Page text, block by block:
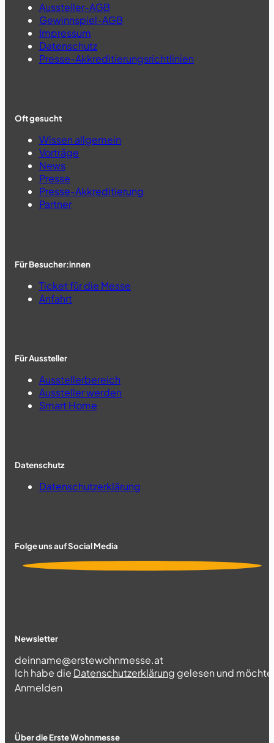
Aussteller-AGB
Gewinnspiel-AGB
Impressum
Datenschutz
Presse-Akkreditierungsrichtlinien
Oft gesucht
Wissen allgemein
Vorträge
News
Presse
Presse-Akkreditierung
Partner
Für Besucher:innen
Ticket für die Messe
Anfahrt
Für Aussteller
Ausstellerbereich
Aussteller werden
Smart Home
Datenschutz
Datenschutzerklärung
Folge uns auf Social Media
Newsletter
Section
Ich habe die Datenschutzerklärung gelesen und
Abschnitt
Anmelden
Über die Erste Wohnmesse